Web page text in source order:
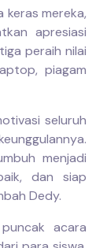
keras mereka,
apresiasi
peraih nilai
piagam
seluruh
menjadi
dan siap
Dedy.
acara